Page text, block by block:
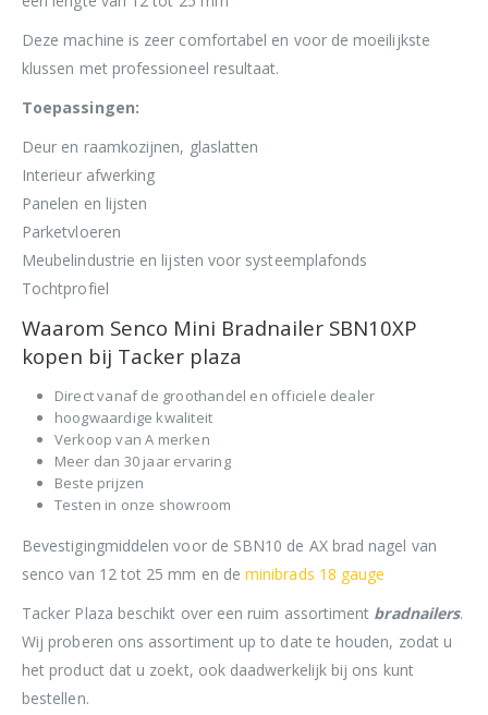
Deze machine is zeer comfortabel en voor de moeilijkste
klussen met professioneel resultaat.
Toepassingen:
Deur en raamkozijnen, glaslatten
Interieur afwerking
Panelen en lijsten
Parketvloeren
Meubelindustrie en lijsten voor systeemplafonds
Tochtprofiel
Waarom Senco Mini Bradnailer SBN10XP
kopen bij Tacker plaza
Direct vanaf de groothandel en officiele dealer
hoogwaardige kwaliteit
Verkoop van A merken
Meer dan 30 jaar ervaring
Beste prijzen
Testen in onze showroom
Bevestigingmiddelen voor de SBN10 de AX brad nagel van
senco van 12 tot 25 mm en deminibrads 18 gauge
Tacker Plaza beschikt over een ruim assortiment bradnailers.
Wij proberen ons assortiment up to date te houden, zodat u
het product dat u zoekt, ook daadwerkelijk bij ons kunt
bestellen.